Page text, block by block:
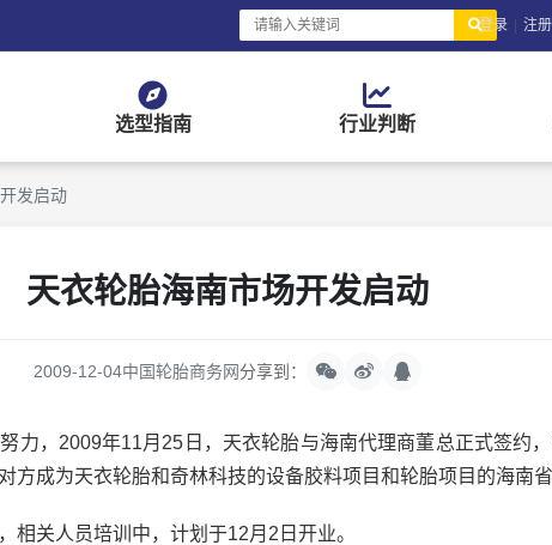
登录 | 注册
选型指南 行业判断
发启动
天衣轮胎海南市场开发启动
2009-12-04中国轮胎商务网分享到：
，2009年11月25日，天衣轮胎与海南代理商董总正式签约
方成为天衣轮胎和奇林科技的设备胶料项目和轮胎项目的海南省
关人员培训中，计划于12月2日开业。